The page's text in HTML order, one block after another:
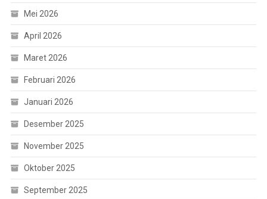
Mei 2026
April 2026
Maret 2026
Februari 2026
Januari 2026
Desember 2025
November 2025
Oktober 2025
September 2025